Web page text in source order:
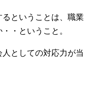
ということは、職業
・ということ。
としての対応力が当